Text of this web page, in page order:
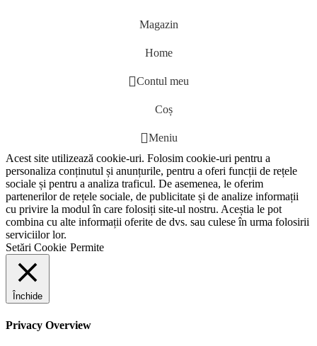
Magazin
Home
Contul meu
Coș
Meniu
Acest site utilizează cookie-uri. Folosim cookie-uri pentru a
personaliza conținutul și anunțurile, pentru a oferi funcții de rețele
sociale și pentru a analiza traficul. De asemenea, le oferim
partenerilor de rețele sociale, de publicitate și de analize informații
cu privire la modul în care folosiți site-ul nostru. Aceștia le pot
combina cu alte informații oferite de dvs. sau culese în urma folosirii
serviciilor lor.
Setări Cookie Permite
Închide
Privacy Overview